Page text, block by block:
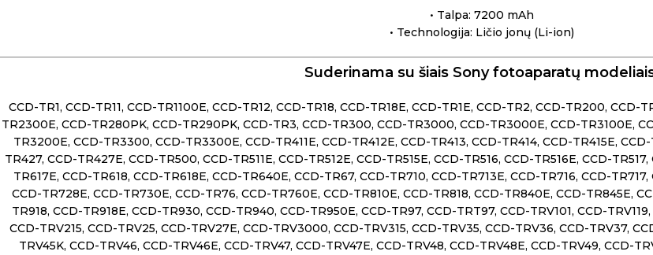
• Talpa: 7200 mAh
• Technologija: Ličio jonų (Li-ion)
Suderinama su šiais Sony fotoaparatų
CCD-TR1, CCD-TR11, CCD-TR1100E, CCD-TR12, CCD-TR18, CCD-TR18E, CCD-TR1E, CCD-TR2, CCD-TR200,
TR2300E, CCD-TR280PK, CCD-TR290PK, CCD-TR3, CCD-TR300, CCD-TR3000, CCD-TR3000E, CCD-TR3100E,
TR3200E, CCD-TR3300, CCD-TR3300E, CCD-TR411E, CCD-TR412E, CCD-TR413, CCD-TR414, CCD-TR415E,
TR427, CCD-TR427E, CCD-TR500, CCD-TR511E, CCD-TR512E, CCD-TR515E, CCD-TR516, CCD-TR516E, CCD-
TR617E, CCD-TR618, CCD-TR618E, CCD-TR640E, CCD-TR67, CCD-TR710, CCD-TR713E, CCD-TR716, CCD-
CCD-TR728E, CCD-TR730E, CCD-TR76, CCD-TR760E, CCD-TR810E, CCD-TR818, CCD-TR840E, CCD-TR845E,
TR918, CCD-TR918E, CCD-TR930, CCD-TR940, CCD-TR950E, CCD-TR97, CCD-TRT97, CCD-TRV101, CCD-
CCD-TRV215, CCD-TRV25, CCD-TRV27E, CCD-TRV3000, CCD-TRV315, CCD-TRV35, CCD-TRV36, CCD-TRV37,
TRV45K, CCD-TRV46, CCD-TRV46E, CCD-TRV47, CCD-TRV47E, CCD-TRV48, CCD-TRV48E, CCD-TRV49, CCD-